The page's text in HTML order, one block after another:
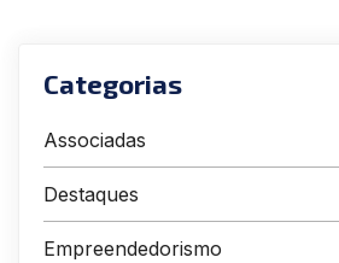
Categorias
Associadas
Destaques
Empreendedorismo